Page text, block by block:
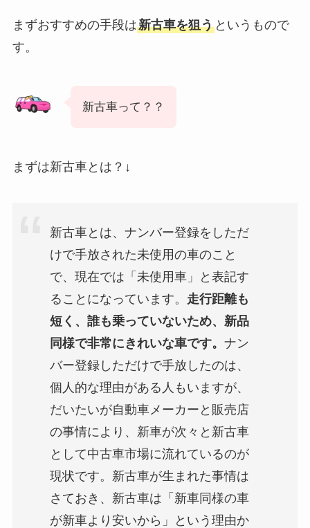
まずおすすめの手段は新古車を狙うというもので
す。
新古車って？？
まずは新古車とは？↓
新古車とは、ナンバー登録をしただ
けで手放された未使用の車のこと
で、現在では「未使用車」と表記す
ることになっています。 走行距離も
短く、誰も乗っていないため、新品
同様で非常にきれいな車です。 ナン
バー登録しただけで手放したのは、
個人的な理由がある人もいますが、
だいたいが自動車メーカーと販売店
の事情により、新車が次々と新古車
として中古車市場に流れているのが
現状です。新古車が生まれた事情は
さておき、新古車は「新車同様の車
が新車より安いから」という理由か